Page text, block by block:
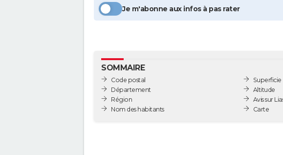
Je m'abonne aux infos à pas rater
SOMMAIRE
Code postal
Département
Région
Nom des habitants
Superficie
Altitude
Avis sur
Carte